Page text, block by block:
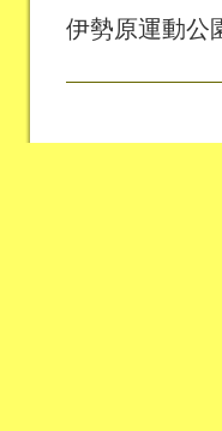
伊勢原運動公